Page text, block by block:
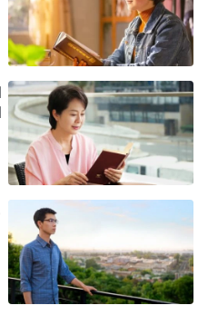
العمل يتحسن تدريجيًا.
مستوى قدرات لي تشي كان
العمل لم تكن كبيرة، فكيف
الأمور وأهمل عمل هذه
أكبر بمتابعة العمل
مشكلات لي تشي في وقت
لقد كانت تقع على عاتقي
العمل على هذا النحو. خلال
أبحث عن كلمات الله التي